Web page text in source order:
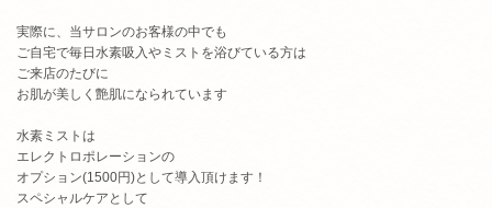
実際に、当サロンのお客様の中でも
ご自宅で毎日水素吸入やミストを浴びている方は
ご来店のたびに
お肌が美しく艶肌になられています
水素ミストは
エレクトロポレーションの
オプション(1500円)として導入頂けます！
スペシャルケアとして